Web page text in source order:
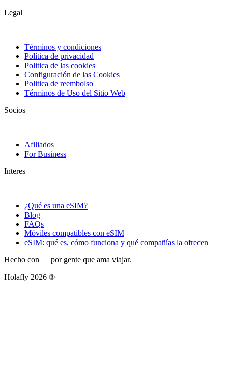
Legal
Términos y condiciones
Política de privacidad
Politica de las cookies
Configuración de las Cookies
Politica de reembolso
Términos de Uso del Sitio Web
Socios
Afiliados
For Business
Interes
¿Qué es una eSIM?
Blog
FAQs
Móviles compatibles con eSIM
eSIM: qué es, cómo funciona y qué compañías la ofrecen
Hecho con
por gente que ama viajar.
Holafly 2026 ®